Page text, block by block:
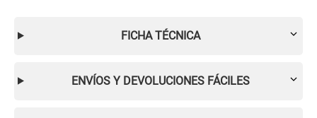
FICHA TÉCNICA
ENVÍOS Y DEVOLUCIONES FÁCILES